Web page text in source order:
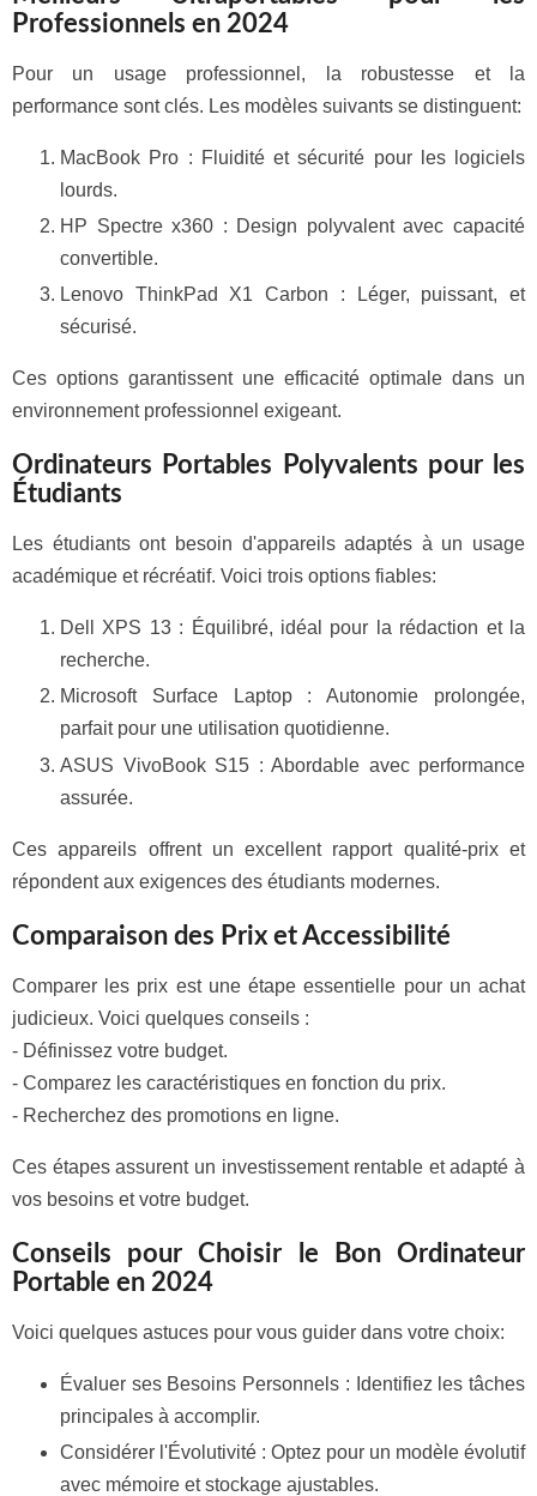
Professionnels en 2024
Pour un usage professionnel, la robustesse et la
performance sont clés. Les modèles suivants se distinguent:
MacBook Pro : Fluidité et sécurité pour les logiciels
lourds.
HP Spectre x360 : Design polyvalent avec capacité
convertible.
Lenovo ThinkPad X1 Carbon : Léger, puissant, et
sécurisé.
Ces options garantissent une efficacité optimale dans un
environnement professionnel exigeant.
Ordinateurs Portables Polyvalents pour les
Étudiants
Les étudiants ont besoin d'appareils adaptés à un usage
académique et récréatif. Voici trois options fiables:
Dell XPS 13 : Équilibré, idéal pour la rédaction et la
recherche.
Microsoft Surface Laptop : Autonomie prolongée,
parfait pour une utilisation quotidienne.
ASUS VivoBook S15 : Abordable avec performance
assurée.
Ces appareils offrent un excellent rapport qualité-prix et
répondent aux exigences des étudiants modernes.
Comparaison des Prix et Accessibilité
Comparer les prix est une étape essentielle pour un achat
judicieux. Voici quelques conseils :
- Définissez votre budget.
- Comparez les caractéristiques en fonction du prix.
- Recherchez des promotions en ligne.
Ces étapes assurent un investissement rentable et adapté à
vos besoins et votre budget.
Conseils pour Choisir le Bon Ordinateur
Portable en 2024
Voici quelques astuces pour vous guider dans votre choix:
Évaluer ses Besoins Personnels : Identifiez les tâches
principales à accomplir.
Considérer l'Évolutivité : Optez pour un modèle évolutif
avec mémoire et stockage ajustables.